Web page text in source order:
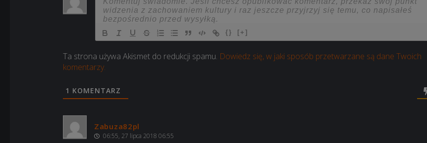
{} [+]
Ta strona używa Akismet do redukcji spamu. Dowiedz się, w jaki sposób przetwarzane są dane Twoich
komentarzy.
1 KOMENTARZ
Zabuza82pl
06:55, 27 lipca 2018 06:55